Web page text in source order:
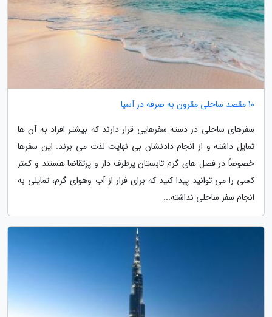
10 مقصد ساحلی مقرون به صرفه در آسیا
سفرهای ساحلی در دسته سفرهایی قرار دارند که بیشتر افراد به آن ها
تمایل داشته و از انجام دادنشان بی نهایت لذت می برند. این سفرها
خصوصاً در فصل های گرم تابستان پرطرف دار و پرتقاضا هستند و کمتر
کسی را می توانید پیدا کنید که برای فرار از آب وهوای گرم، تمایلی به
انجام سفر ساحلی نداشته...